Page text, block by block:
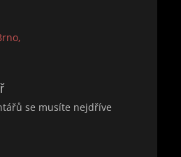
se musíte nejdříve